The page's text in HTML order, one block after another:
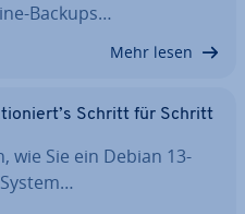
Backups…
Mehr lesen
Schritt für Schritt
wie Sie ein Debian 13-